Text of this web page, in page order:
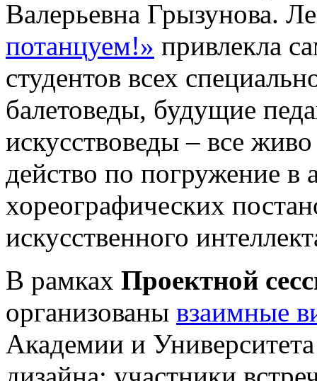
Валерьевна Грызунова.
потанцуем!» привлекла
студентов всех
балетоведы, будущие
искусствоведы – все
действо по погружение в
хореографических
искусственного
В рамках Проектной
организованы взаимные
Академии и